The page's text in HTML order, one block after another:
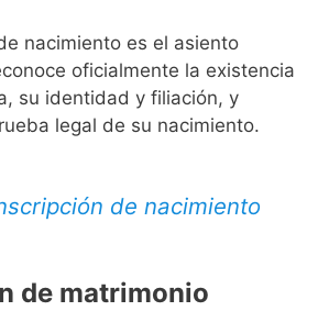
nacimiento es el asiento
oficialmente la existencia
su identidad y filiación, y
legal de su nacimiento.
de nacimiento
de matrimonio